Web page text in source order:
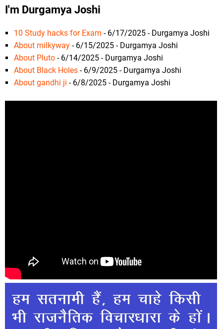
I'm Durgamya Joshi
10 Study hacks for Exam - 6/17/2025 - Durgamya Joshi
About milkyway - 6/15/2025 - Durgamya Joshi
About Pluto - 6/14/2025 - Durgamya Joshi
About Black Holes - 6/9/2025 - Durgamya Joshi
About gandhi ji - 6/8/2025 - Durgamya Joshi